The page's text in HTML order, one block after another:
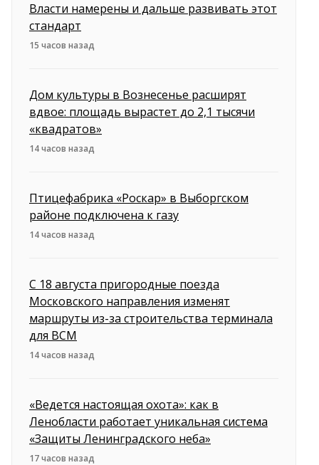
Власти намерены и дальше развивать этот
стандарт
15 часов назад
Дом культуры в Вознесенье расширят
вдвое: площадь вырастет до 2,1 тысячи
«квадратов»
14 часов назад
Птицефабрика «Роскар» в Выборгском
районе подключена к газу
14 часов назад
С 18 августа пригородные поезда
Московского направления изменят
маршруты из-за строительства терминала
для ВСМ
14 часов назад
«Ведется настоящая охота»: как в
Ленобласти работает уникальная система
«Защиты Ленинградского неба»
17 часов назад